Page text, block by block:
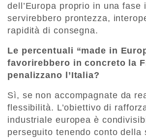
dell’Europa proprio in una fase
servirebbero prontezza,
rapidità di consegna.
Le percentuali “made in
favorirebbero in concreto la
penalizzano l’Italia?
Sì, se non accompagnate da
flessibilità. L’obiettivo di
industriale europea è
perseguito tenendo conto della